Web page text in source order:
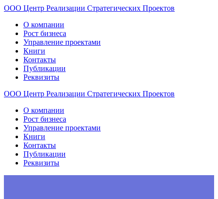
ООО Центр Реализации Стратегических Проектов
О компании
Рост бизнеса
Управление проектами
Книги
Контакты
Публикации
Реквизиты
ООО Центр Реализации Стратегических Проектов
О компании
Рост бизнеса
Управление проектами
Книги
Контакты
Публикации
Реквизиты